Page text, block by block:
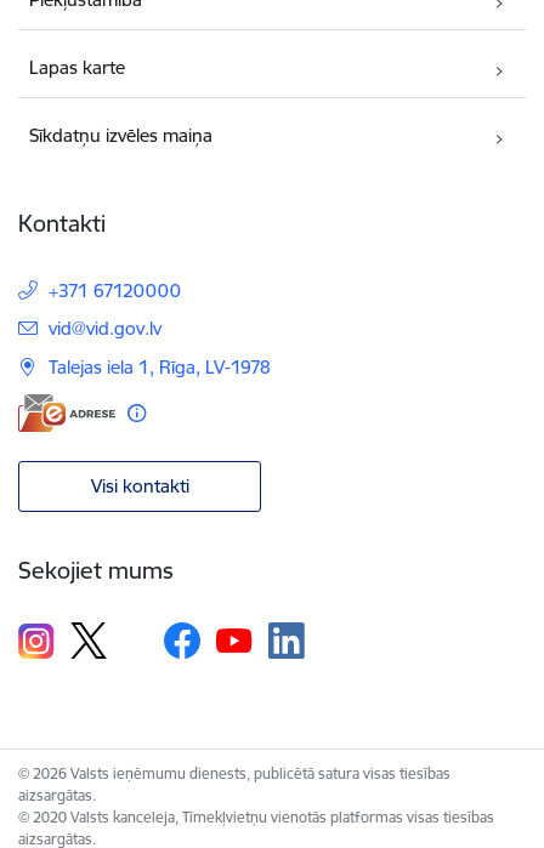
Lapas karte
Sīkdatņu izvēles maiņa
Kontakti
+371 67120000
E-pasts:
vid@vid.gov.lv
Talejas iela 1, Rīga, LV-1978
Visi kontakti
Sekojiet mums
© 2026 Valsts ieņēmumu dienests, publicētā satura visas tiesības
aizsargātas.
© 2020 Valsts kanceleja, Tīmekļvietņu vienotās platformas visas tiesības
aizsargātas.